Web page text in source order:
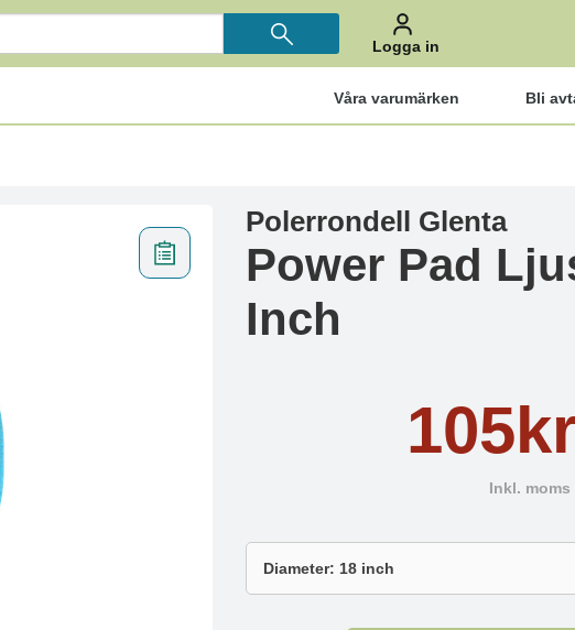
Logga in
Våra varumärken Bli
Polerrondell Glenta
Power Pad
Inch
Inkl. moms